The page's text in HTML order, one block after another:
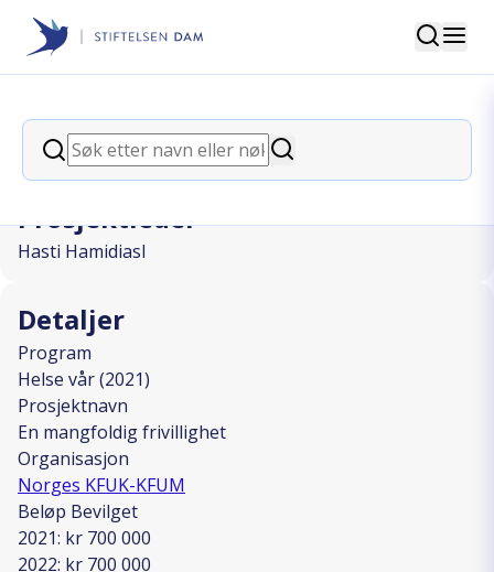
Stiftelsen Dam
Søk
Søk
Søk
back
En mangfoldig frivillighet
Prosjektleder
Hasti Hamidiasl
Detaljer
Program
Helse vår (2021)
Prosjektnavn
En mangfoldig frivillighet
Organisasjon
Norges KFUK-KFUM
Beløp Bevilget
2021: kr 700 000
2022: kr 700 000